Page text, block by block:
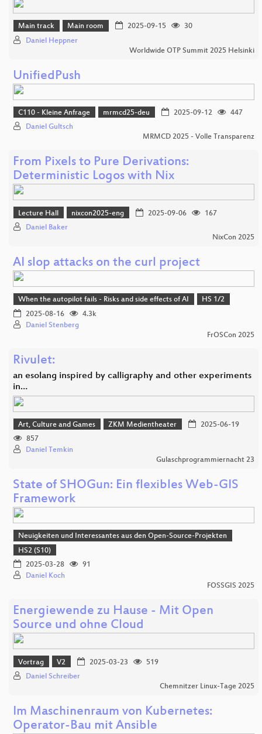
Main track Main room 2025-09-15
30
Daniel Heppner
Worldwide OTP Summit 2025 Helsinki
UnifiedPush
C110 - Kleine Anfrage mrmcd25-deu 2025-09-12
447
Daniel Gultsch
MRMCD 2025 - Volle Transparenz
From Pixels to Pure Derivations:
Deterministic Logos with Nix
Lecture Hall nixcon2025-eng 2025-09-06
167
Daniel Baker
NixCon 2025
AI slop attacks on the curl project
When the autopilot fails - Risks and side effects of AI
HS 1/2
2025-08-16
4.3k
Daniel Stenberg
FrOSCon 2025
Rivulet:
an esolang inspired by calligraphy and other experiments
in…
Art, Culture and Games ZKM Medientheater
2025-06-19
857
Daniel Temkin
Gulaschprogrammiernacht 23
State of SHOGun: Ein flexibles Web-GIS
Framework
Neuigkeiten und Interessantes aus den Open-Source-Projekten
HS2 (S10)
2025-03-28
91
Daniel Koch
FOSSGIS 2025
Energiewende zu Hause - Mit Open
Source und ohne Cloud
Vortrag V2 2025-03-23
519
Daniel Schreiber
Chemnitzer Linux-Tage 2025
Im Maschinenraum von Kubernetes:
Operator-Bau mit Ansible